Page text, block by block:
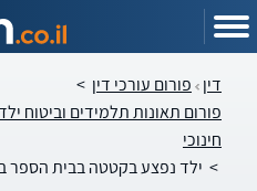
דין פורום עורכי דין >
פורום תאונות תלמידים וביטוח
חינוכי
> ילד נפצע בקטטה בבית הספר